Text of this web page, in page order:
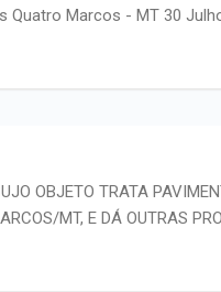
Quatro Marcos - MT 30
OBJETO TRATA
MT, E DÁ OUTRAS